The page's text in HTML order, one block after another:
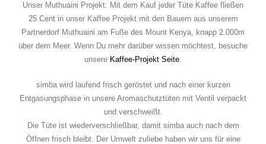
Unser Muthuaini Projekt: Mit dem Kauf jeder Tüte Kaffee fließen
25 Cent in unser Kaffee Projekt mit den Bauern aus unserem
Partnerdorf Muthuaini am Fuße des Mount Kenya, knapp 2.000m
über dem Meer. Wenn Du mehr darüber wissen möchtest, besuche
unsere Kaffee-Projekt Seite.
simba wird laufend frisch geröstet und nach einer kurzen
Entgasungsphase in unsere Aromaschutztüten mit Ventil verpackt
und verschweißt.
Die Tüte ist wiederverschließbar, damit simba auch nach dem
Öffnen frisch bleibt. Der Umwelt zuliebe haben wir uns für eine